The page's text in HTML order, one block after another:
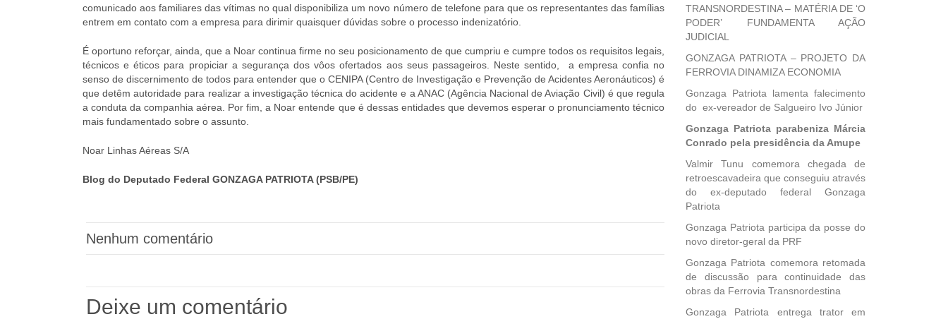
comunicado aos familiares das vítimas no qual disponibiliza um novo número de telefone para que os representantes das famílias
entrem em contato com a empresa para dirimir quaisquer dúvidas sobre o processo indenizatório.
É oportuno reforçar, ainda, que a Noar continua firme no seu posicionamento de que cumpriu e cumpre todos os requisitos legais,
técnicos e éticos para propiciar a segurança dos vôos ofertados aos seus passageiros. Neste sentido, a empresa confia no
senso de discernimento de todos para entender que o CENIPA (Centro de Investigação e Prevenção de Acidentes Aeronáuticos) é
que detêm autoridade para realizar a investigação técnica do acidente e a ANAC (Agência Nacional de Aviação Civil) é que regula
a conduta da companhia aérea. Por fim, a Noar entende que é dessas entidades que devemos esperar o pronunciamento técnico
mais fundamentado sobre o assunto.
Noar Linhas Aéreas S/A
Blog do Deputado Federal GONZAGA PATRIOTA (PSB/PE)
Nenhum comentário
Deixe um comentário
TRANSNORDESTINA – MATÉRIA DE ‘O
PODER’ FUNDAMENTA AÇÃO
JUDICIAL
GONZAGA PATRIOTA – PROJETO DA
FERROVIA DINAMIZA ECONOMIA
Gonzaga Patriota lamenta falecimento
do ex-vereador de Salgueiro Ivo Júnior
Gonzaga Patriota parabeniza Márcia
Conrado pela presidência da Amupe
Valmir Tunu comemora chegada de
retroescavadeira que conseguiu através
do ex-deputado federal Gonzaga
Patriota
Gonzaga Patriota participa da posse do
novo diretor-geral da PRF
Gonzaga Patriota comemora retomada
de discussão para continuidade das
obras da Ferrovia Transnordestina
Gonzaga Patriota entrega trator em